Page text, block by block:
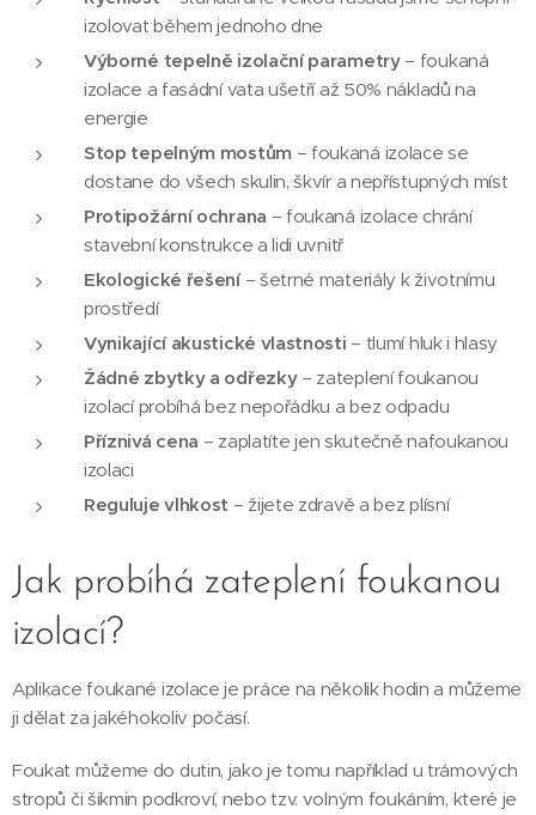
izolovat během jednoho dne
Výborné tepelně izolační parametry– foukaná
izolace a fasádní vata ušetří až 50% nákladů na
energie
Stop tepelným mostům– foukaná izolace se
dostane do všech skulin, škvír a nepřístupných míst
Protipožární ochrana – foukaná izolace chrání
stavební konstrukce a lidi uvnitř
Ekologické řešení– šetrné materiály k životnímu
prostředí
Vynikající akustické vlastnosti – tlumí hluk i hlasy
Žádné zbytky a odřezky– zateplení foukanou
izolací probíhá bez nepořádku a bez odpadu
Příznivá cena – zaplatíte jen skutečně nafoukanou
izolaci
Reguluje vlhkost – žijete zdravě a bez plísní
Jak probíhá zateplení foukanou
izolací?
Aplikace foukané izolace je práce na několik hodin a můžeme
ji dělat za jakéhokoliv počasí.
Foukat můžeme do dutin, jako je tomu například u trámových
stropů či šikmin podkroví, nebo tzv. volným foukáním, které je